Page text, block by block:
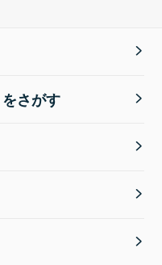
さがす